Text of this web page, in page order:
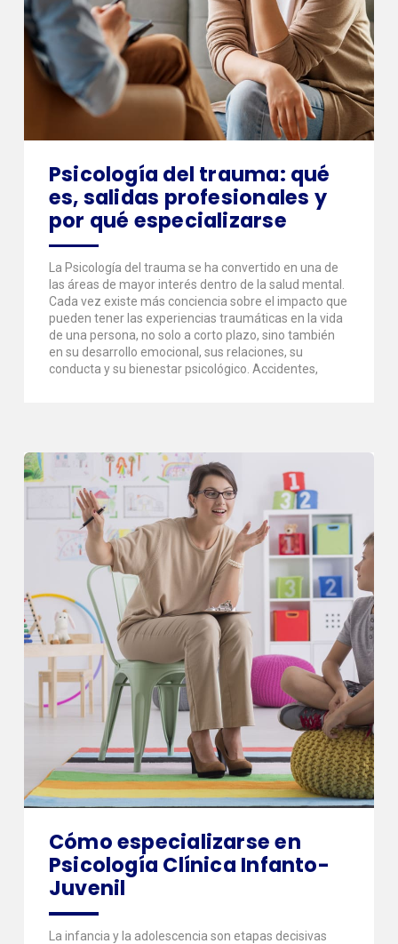
Psicología del trauma: qué
es, salidas profesionales y
por qué especializarse
La Psicología del trauma se ha convertido en una de
las áreas de mayor interés dentro de la salud mental.
Cada vez existe más conciencia sobre el impacto que
pueden tener las experiencias traumáticas en la vida
de una persona, no solo a corto plazo, sino también
en su desarrollo emocional, sus relaciones, su
conducta y su bienestar psicológico. Accidentes,
Cómo especializarse en
Psicología Clínica Infanto-
Juvenil
La infancia y la adolescencia son etapas decisivas